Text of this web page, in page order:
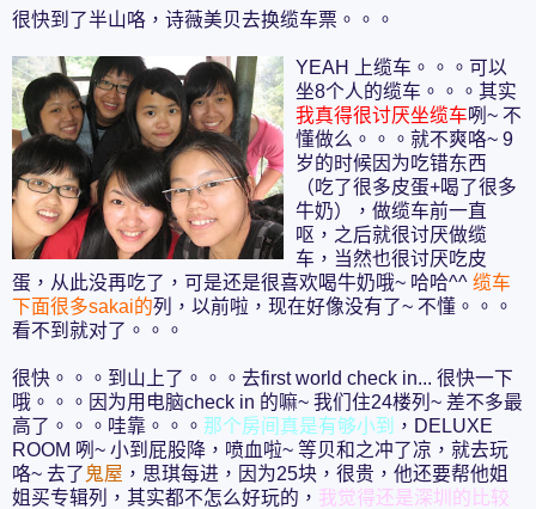
很快到了半山咯，诗薇美贝去换缆车票。。。
YEAH 上缆车。。。可以
坐8个人的缆车。。。其实
我真得很讨厌坐缆车咧~ 不
懂做么。。。就不爽咯~ 9
岁的时候因为吃错东西
（吃了很多皮蛋+喝了很多
牛奶），做缆车前一直
呕，之后就很讨厌做缆
车，当然也很讨厌吃皮
蛋，从此没再吃了，可是还是很喜欢喝牛奶哦~ 哈哈^^ 缆车
下面很多sakai的列，以前啦，现在好像没有了~ 不懂。。。
看不到就对了。。。
很快。。。到山上了。。。去first world check in... 很快一下
哦。。。因为用电脑check in 的嘛~ 我们住24楼列~ 差不多最
高了。。。哇靠。。。 那个房间真是有够小到
，DELUXE
ROOM 咧~ 小到屁股降，喷血啦~ 等贝和之冲了凉，就去玩
咯~ 去了 鬼屋 ，思琪每进，因为25块，很贵，他还要帮他姐
姐买专辑列，其实都不怎么好玩的， 我觉得还是深圳的比较